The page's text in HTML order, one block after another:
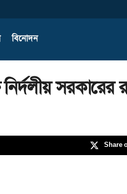
বিনোদন
সরকারের
Share